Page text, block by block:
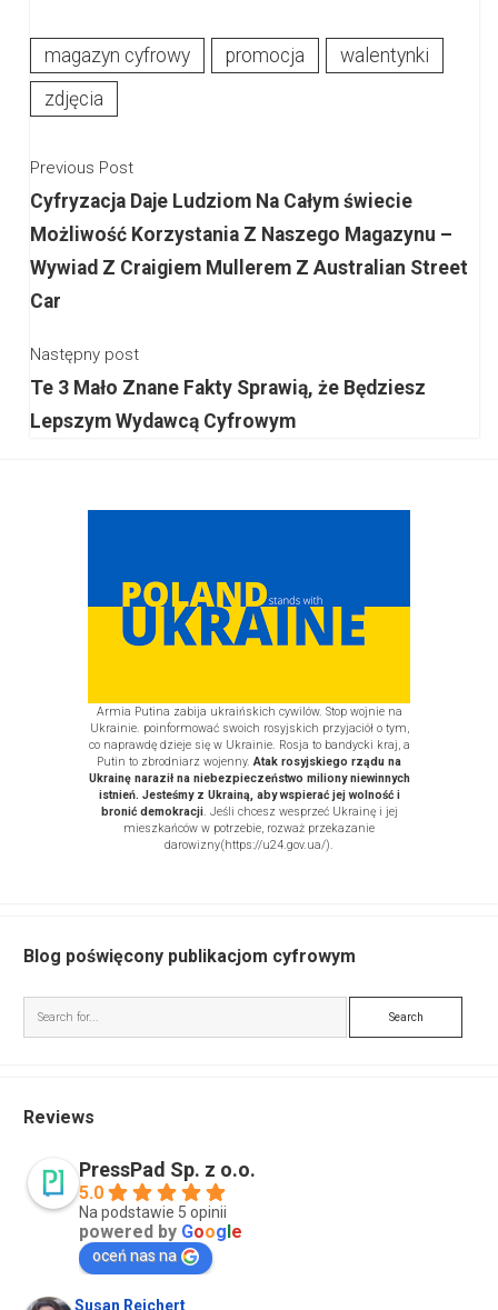
magazyn cyfrowy promocja
walentynki
zdjęcia
Previous Post
Cyfryzacja Daje Ludziom Na Całym świecie
Możliwość Korzystania Z Naszego Magazynu –
Wywiad Z Craigiem Mullerem Z Australian Street
Car
Następny post
Te 3 Mało Znane Fakty Sprawią, że Będziesz
Lepszym Wydawcą Cyfrowym
Armia Putina zabija ukraińskich cywilów. Stop wojnie na
Ukrainie. poinformować swoich rosyjskich przyjaciół o tym,
co naprawdę dzieje się w Ukrainie. Rosja to bandycki kraj, a
Putin to zbrodniarz wojenny.Atak rosyjskiego rządu na
Ukrainę naraził na niebezpieczeństwo miliony niewinnych
istnień. Jesteśmy z Ukrainą, aby wspierać jej wolność i
bronić demokracji. Jeśli chcesz wesprzeć Ukrainę i jej
mieszkańców w potrzebie, rozważ przekazanie
darowizny(https://u24.gov.ua/).
Blog poświęcony publikacjom cyfrowym
Search
Reviews
PressPad Sp. z o.o.
5.0
Na podstawie 5 opinii
powered by Goog e
oceń nas na
Susan Reichert